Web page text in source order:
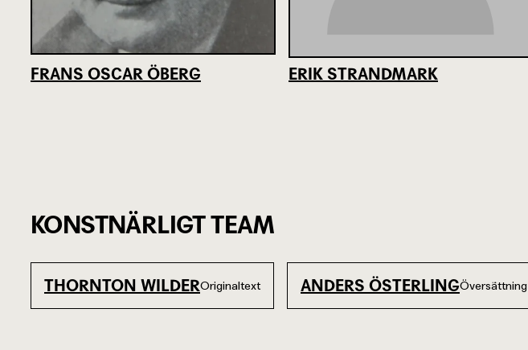
FRANS OSCAR ÖBERG ERIK STRANDMARK
KONSTNÄRLIGT TEAM
THORNTON WILDEROriginaltext ANDERS ÖSTERLINGÖversättning